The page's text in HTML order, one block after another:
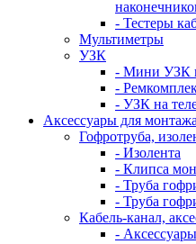
- Тестеры
Мультиметры
УЗК
- Мини УЗК
-
- УЗК на
Аксессуары для монтажа
Гофротруба,
- Изолента
- Клипса
- Труба
- Труба
Кабель-канал,
- Аксессуары